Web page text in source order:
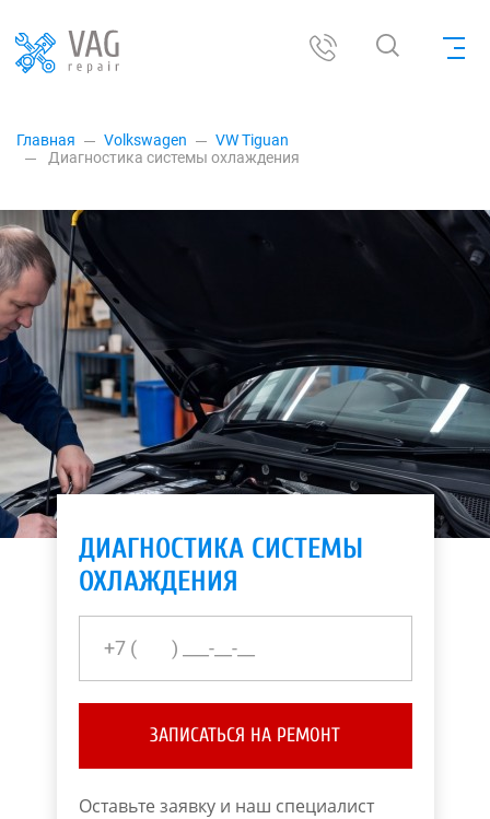
Главная Volkswagen
VW Tiguan
Диагностика системы охлаждения
ДИАГНОСТИКА СИСТЕМЫ
ОХЛАЖДЕНИЯ
ЗАПИСАТЬСЯ НА РЕМОНТ
Оставьте заявку и наш специалист